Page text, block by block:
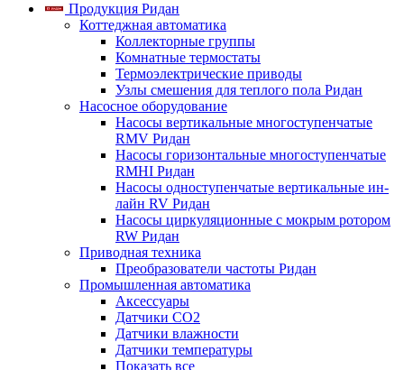
Продукция Ридан
Коттеджная автоматика
Коллекторные группы
Комнатные термостаты
Термоэлектрические приводы
Узлы смешения для теплого пола Ридан
Насосное оборудование
Насосы вертикальные многоступенчатые
RMV Ридан
Насосы горизонтальные многоступенчатые
RMHI Ридан
Насосы одноступенчатые вертикальные ин-
лайн RV Ридан
Насосы циркуляционные с мокрым ротором
RW Ридан
Приводная техника
Преобразователи частоты Ридан
Промышленная автоматика
Аксессуары
Датчики CO2
Датчики влажности
Датчики температуры
Показать все